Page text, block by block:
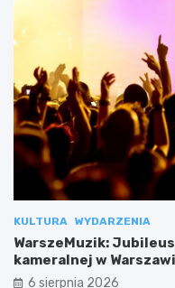
KULTURA WYDARZENIA
WarszeMuzik:
kameralnej w
6 sierpnia 2026